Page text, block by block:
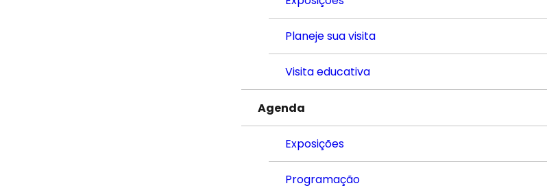
Planeje sua visita
Visita educativa
Agenda
Exposições
Programação